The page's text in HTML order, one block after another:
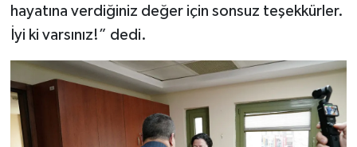
hayatına verdiğiniz değer için sonsuz teşekkürler.
İyi ki varsınız!” dedi.